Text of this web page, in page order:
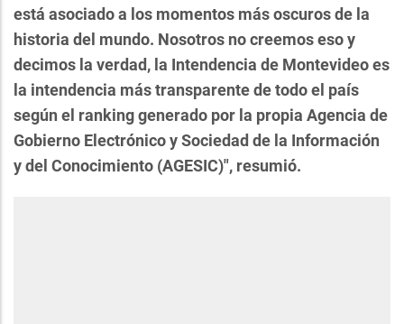
está asociado a los momentos más oscuros de la
historia del mundo. Nosotros no creemos eso y
decimos la verdad, la Intendencia de Montevideo es
la intendencia más transparente de todo el país
según el ranking generado por la propia Agencia de
Gobierno Electrónico y Sociedad de la Información
y del Conocimiento (AGESIC)", resumió.